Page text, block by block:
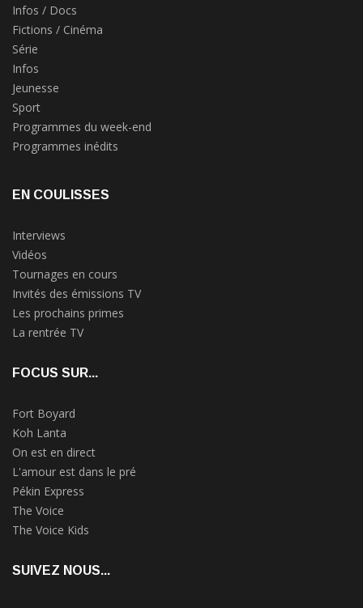
Infos / Docs
Fictions / Cinéma
Série
Infos
Jeunesse
Sport
Programmes du week-end
Programmes inédits
EN COULISSES
Interviews
Vidéos
Tournages en cours
Invités des émissions TV
Les prochains primes
La rentrée TV
FOCUS SUR...
Fort Boyard
Koh Lanta
On est en direct
L'amour est dans le pré
Pékin Express
The Voice
The Voice Kids
SUIVEZ NOUS...